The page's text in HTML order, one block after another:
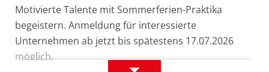
Motivierte Talente mit Sommerferien-Praktika
begeistern. Anmeldung für interessierte
Unternehmen ab jetzt bis spätestens 17.07.2026
möglich.